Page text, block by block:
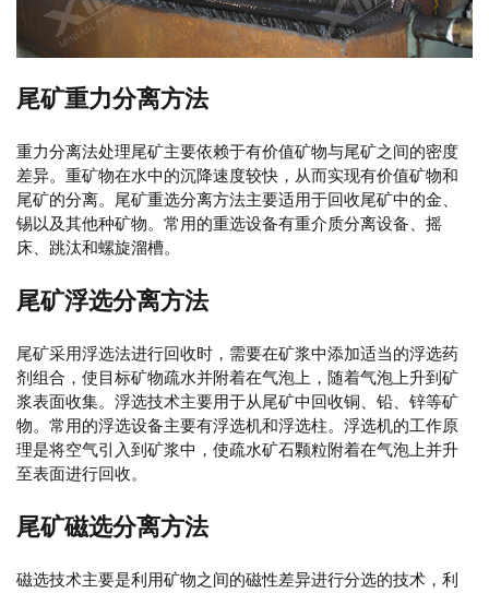
尾矿重力分离方法
重力分离法处理尾矿主要依赖于有价值矿物与尾矿之间的密度
差异。重矿物在水中的沉降速度较快，从而实现有价值矿物和
尾矿的分离。尾矿重选分离方法主要适用于回收尾矿中的金、
锡以及其他种矿物。常用的重选设备有重介质分离设备、摇
床、跳汰和螺旋溜槽。
尾矿浮选分离方法
尾矿采用浮选法进行回收时，需要在矿浆中添加适当的浮选药
剂组合，使目标矿物疏水并附着在气泡上，随着气泡上升到矿
浆表面收集。浮选技术主要用于从尾矿中回收铜、铅、锌等矿
物。常用的浮选设备主要有浮选机和浮选柱。浮选机的工作原
理是将空气引入到矿浆中，使疏水矿石颗粒附着在气泡上并升
至表面进行回收。
尾矿磁选分离方法
磁选技术主要是利用矿物之间的磁性差异进行分选的技术，利